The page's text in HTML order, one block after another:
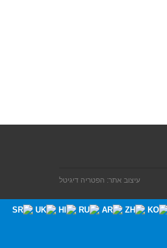
עיצוב אתר: הפטריה דיגיטל